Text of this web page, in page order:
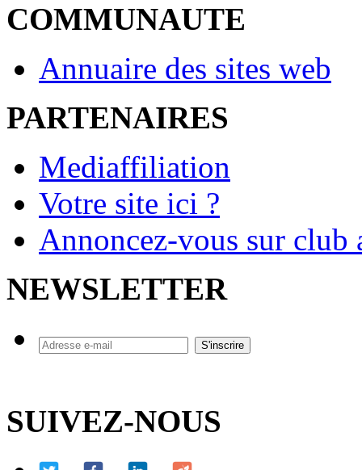
COMMUNAUTE
Annuaire des sites web
PARTENAIRES
Mediaffiliation
Votre site ici ?
Annoncez-vous sur
NEWSLETTER
SUIVEZ-NOUS